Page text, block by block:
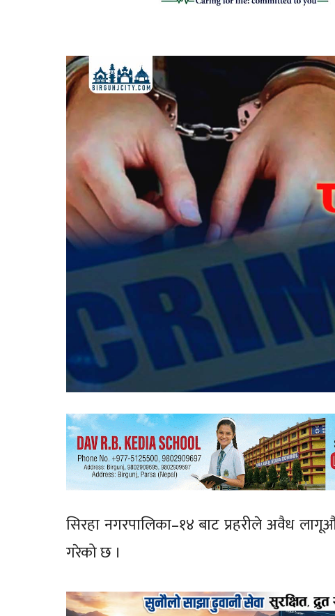
सिरहा नगरपालिका–१४ बाट प्रहरीले अवैध
गरेको छ ।